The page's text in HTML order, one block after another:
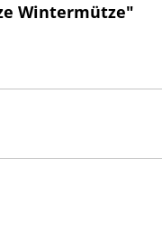
Wintermütze"